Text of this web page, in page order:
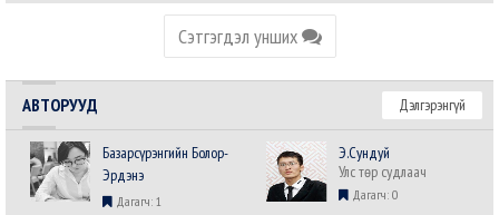
Сэтгэгдэл унших
АВТОРУУД Дэлгэрэнгүй
Базарсүрэнгийн Болор-
Эрдэнэ
Дагагч: 1
Э.Сундуй
Улс төр судлаач
Дагагч: 0